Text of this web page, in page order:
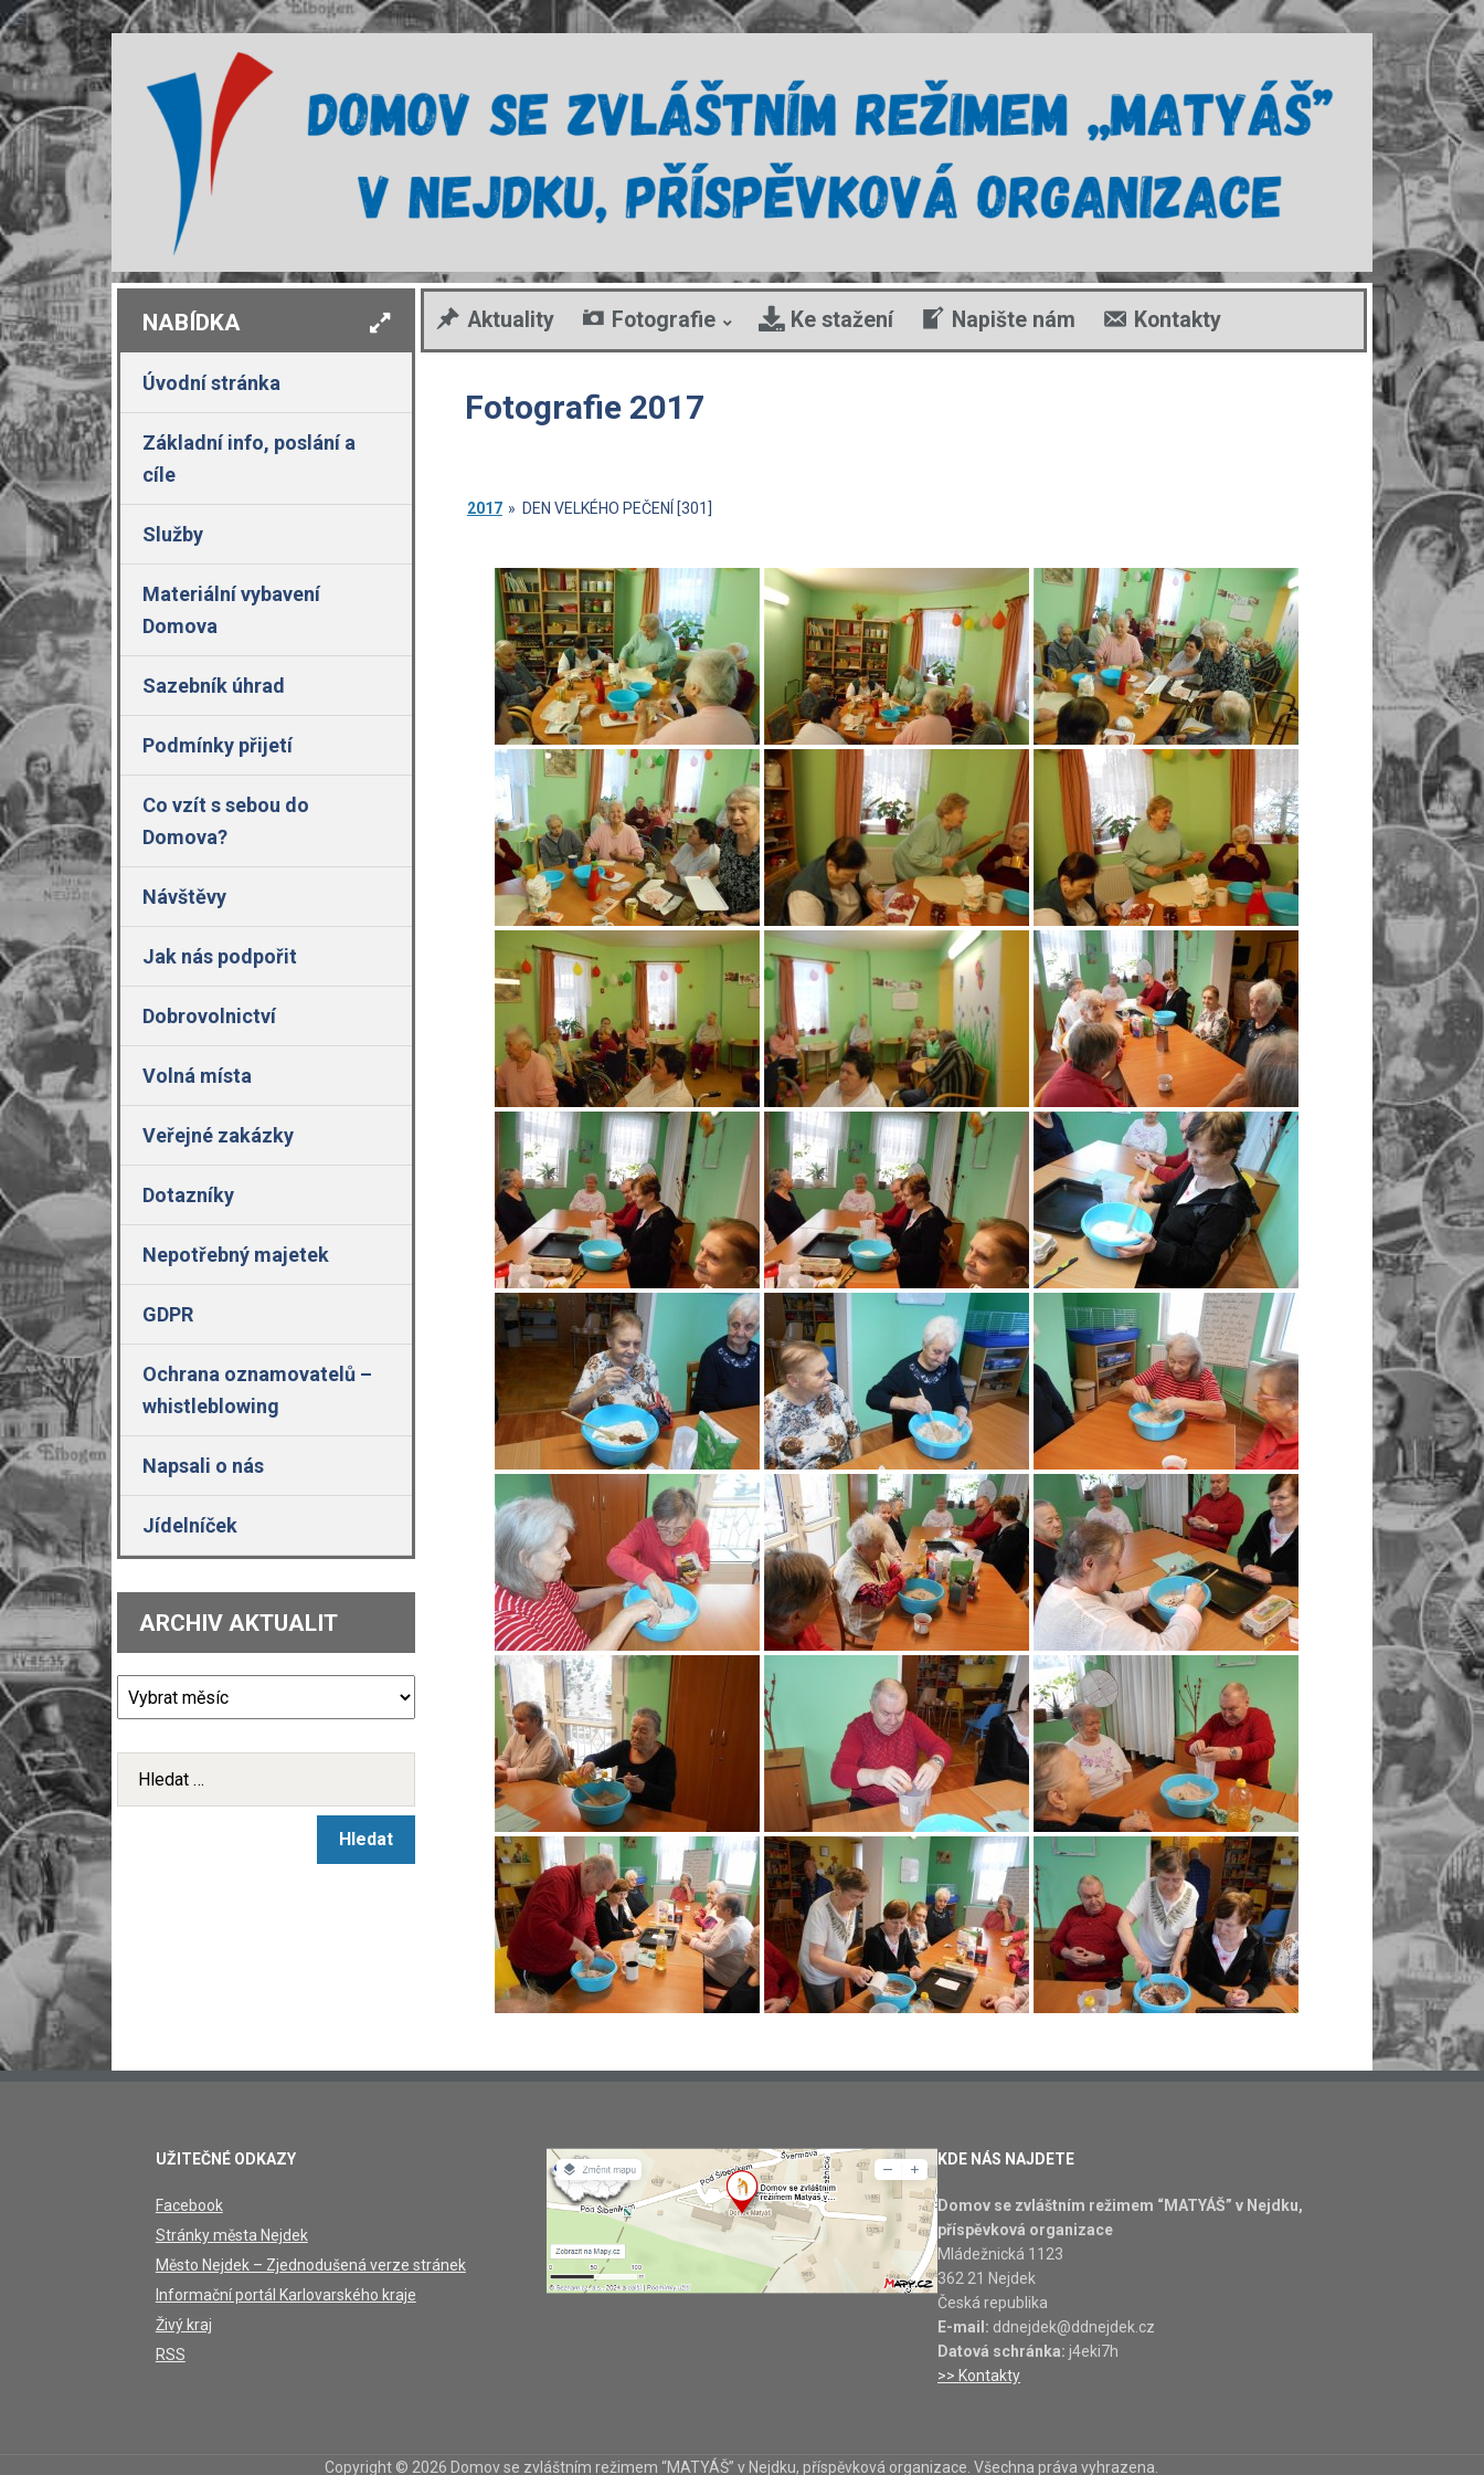
Aktuality Fotografie Ke stažení Napište nám Kontakty
Fotografie 2017
2017 » DEN VELKÉHO PEČENÍ [301]
NABÍDKA
Úvodní stránka
Základní info, poslání a
cíle
Služby
Materiální vybavení
Domova
Sazebník úhrad
Podmínky přijetí
Co vzít s sebou do
Domova?
Návštěvy
Jak nás podpořit
Dobrovolnictví
Volná místa
Veřejné zakázky
Dotazníky
Nepotřebný majetek
GDPR
Ochrana oznamovatelů –
whistleblowing
Napsali o nás
Jídelníček
ARCHIV AKTUALIT
UŽITEČNÉ ODKAZY
Facebook
Stránky města Nejdek
Město Nejdek – Zjednodušená verze stránek
Informační portál Karlovarského kraje
Živý kraj
RSS
KDE NÁS NAJDETE
Domov se zvláštním režimem “MATYÁŠ” v Nejdku,
příspěvková organizace
Mládežnická 1123
362 21 Nejdek
Česká republika
E-mail: ddnejdek@ddnejdek.cz
Datová schránka: j4eki7h
>> Kontakty
Copyright © 2026 Domov se zvláštním režimem “MATYÁŠ” v Nejdku, příspěvková organizace. Všechna práva vyhrazena.